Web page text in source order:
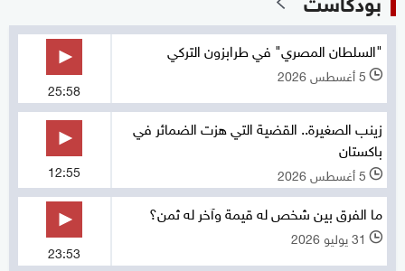
"السلطان المصري" في طرابزون التركي
l 5 أغسطس 2026
25:58
زينب الصغيرة.. القضية التي هزت الضمائر في
باكستان
l 5 أغسطس 2026 12:55
ما الفرق بين شخص له قيمة وآخر له ثمن؟
l 31 يوليو 2026
23:53